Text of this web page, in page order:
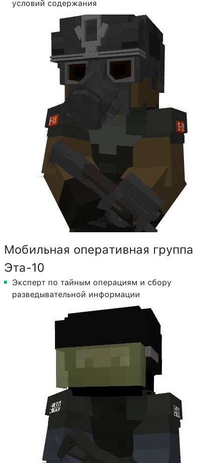
условий содержания
Мобильная оперативная группа
Эта-10
Эксперт по тайным операциям и сбору
разведывательной информации